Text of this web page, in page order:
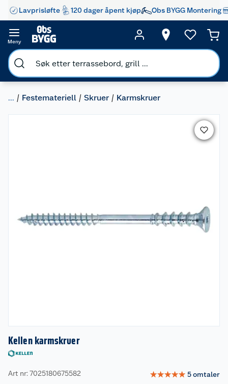
Lavprisløfte 120 dager åpent kjøp Obs BYGG Montering
Meny
... Festemateriell Skruer Karmskruer
Kellen karmskruer
Art nr: 7025180675582 ☆☆☆☆☆ 5omtaler